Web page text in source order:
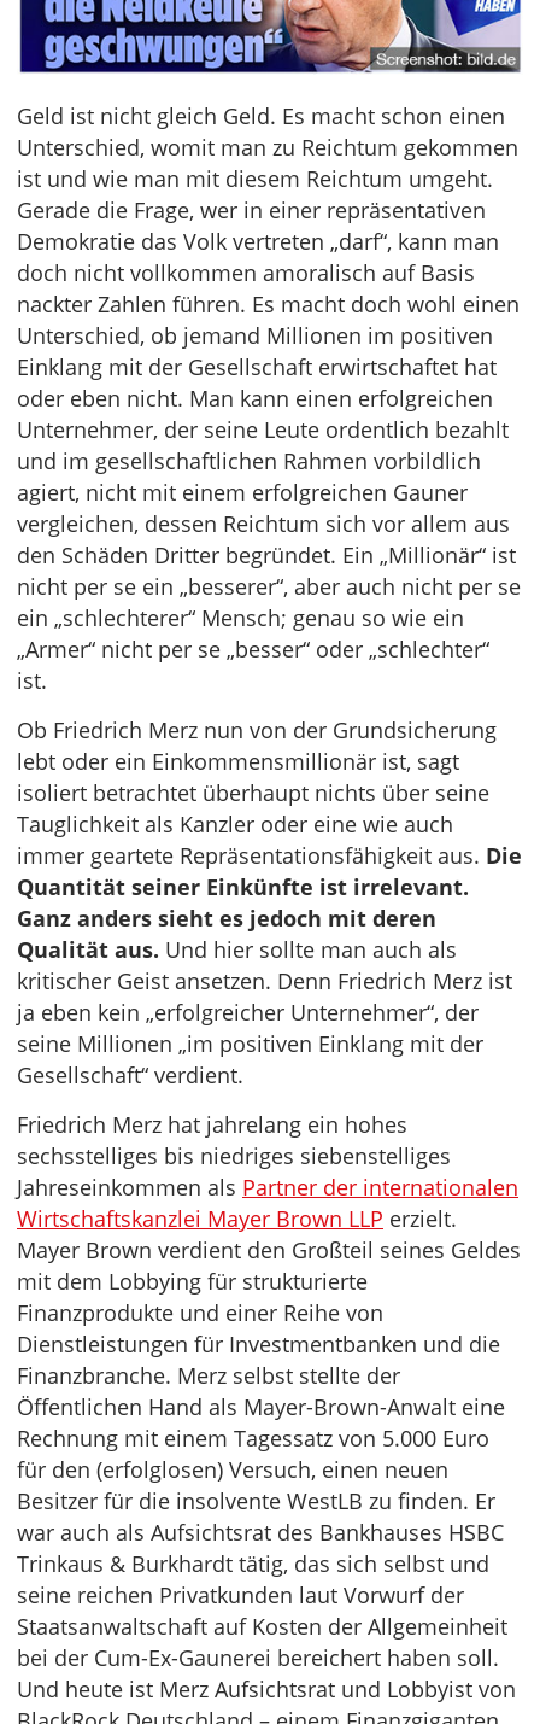
Geld ist nicht gleich Geld. Es macht schon einen
Unterschied, womit man zu Reichtum gekommen
ist und wie man mit diesem Reichtum umgeht.
Gerade die Frage, wer in einer repräsentativen
Demokratie das Volk vertreten „darf“, kann man
doch nicht vollkommen amoralisch auf Basis
nackter Zahlen führen. Es macht doch wohl einen
Unterschied, ob jemand Millionen im positiven
Einklang mit der Gesellschaft erwirtschaftet hat
oder eben nicht. Man kann einen erfolgreichen
Unternehmer, der seine Leute ordentlich bezahlt
und im gesellschaftlichen Rahmen vorbildlich
agiert, nicht mit einem erfolgreichen Gauner
vergleichen, dessen Reichtum sich vor allem aus
den Schäden Dritter begründet. Ein „Millionär“ ist
nicht per se ein „besserer“, aber auch nicht per se
ein „schlechterer“ Mensch; genau so wie ein
„Armer“ nicht per se „besser“ oder „schlechter“
ist.
Ob Friedrich Merz nun von der Grundsicherung
lebt oder ein Einkommensmillionär ist, sagt
isoliert betrachtet überhaupt nichts über seine
Tauglichkeit als Kanzler oder eine wie auch
immer geartete Repräsentationsfähigkeit aus. Die
Quantität seiner Einkünfte ist irrelevant.
Ganz anders sieht es jedoch mit deren
Qualität aus. Und hier sollte man auch als
kritischer Geist ansetzen. Denn Friedrich Merz ist
ja eben kein „erfolgreicher Unternehmer“, der
seine Millionen „im positiven Einklang mit der
Gesellschaft“ verdient.
Friedrich Merz hat jahrelang ein hohes
sechsstelliges bis niedriges siebenstelliges
Jahreseinkommen als Partner der internationalen
Wirtschaftskanzlei Mayer Brown LLP erzielt.
Mayer Brown verdient den Großteil seines Geldes
mit dem Lobbying für strukturierte
Finanzprodukte und einer Reihe von
Dienstleistungen für Investmentbanken und die
Finanzbranche. Merz selbst stellte der
Öffentlichen Hand als Mayer-Brown-Anwalt eine
Rechnung mit einem Tagessatz von 5.000 Euro
für den (erfolglosen) Versuch, einen neuen
Besitzer für die insolvente WestLB zu finden. Er
war auch als Aufsichtsrat des Bankhauses HSBC
Trinkaus & Burkhardt tätig, das sich selbst und
seine reichen Privatkunden laut Vorwurf der
Staatsanwaltschaft auf Kosten der Allgemeinheit
bei der Cum-Ex-Gaunerei bereichert haben soll.
Und heute ist Merz Aufsichtsrat und Lobbyist von